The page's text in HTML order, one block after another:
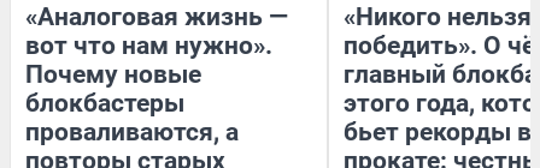
«Аналоговая жизнь —
вот что нам нужно».
Почему новые
блокбастеры
проваливаются, а
повторы старых
«Никого нельзя
победить». О
главный
этого года,
бьет рекорды в
прокате: